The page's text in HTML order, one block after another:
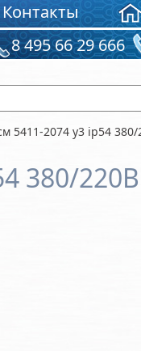
Контакты
8 495 66 29 666
5411-2074 у3 ip54 380/
380/